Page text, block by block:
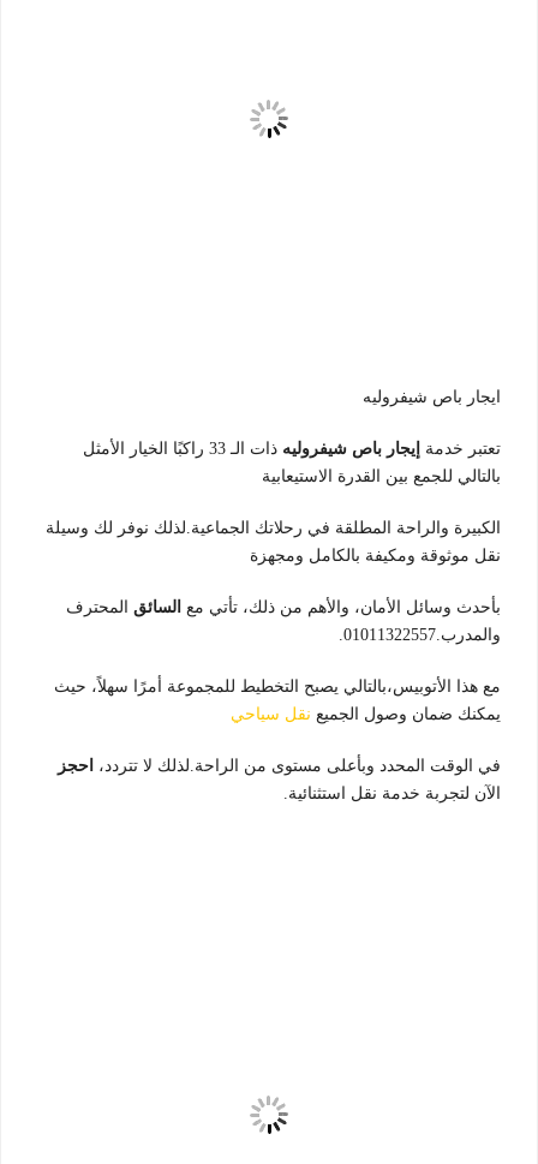
ايجار باص شيفروليه
تعتبر خدمة إيجار باص شيفروليه
ذات الـ 33 راكبًا الخيار الأمثل
بالتالي للجمع بين القدرة الاستيعابية
الكبيرة والراحة المطلقة في رحلاتك الجماعية.لذلك نوفر لك وسيلة
نقل موثوقة ومكيفة بالكامل ومجهزة
بأحدث وسائل الأمان، والأهم من ذلك، تأتي مع السائق المحترف
والمدرب.01011322557.
مع هذا الأتوبيس،بالتالي يصبح التخطيط للمجموعة أمرًا سهلاً، حيث
يمكنك ضمان وصول الجميع نقل سياحي
في الوقت المحدد وبأعلى مستوى من الراحة.لذلك لا تتردد، احجز
الآن لتجربة خدمة نقل استثنائية.